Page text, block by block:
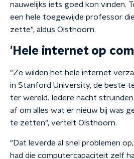
nauwelijks iets goed kon vinden.
een hele toegewijde professor
zette", aldus Olsthoorn.
'Hele internet op
"Ze wilden het hele internet
in Stanford University, de beste
ter wereld. Iedere nacht
af om alles wat er nieuw bij was
te zetten", vertelt Olsthoorn.
"Dat leverde al snel problemen
had die computercapaciteit zelf